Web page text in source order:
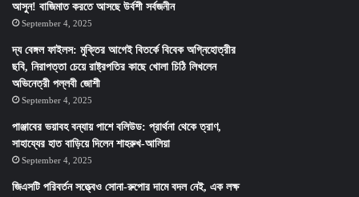
আসুন! বাজিমাত করতে আসছে উর্বশী সর্বজনীন
September 4, 2025
দ্য বেঙ্গল ফাইলস: মুক্তির আগেই বিতর্কে বিবেক অগ্নিহোত্রীর
ছবি, নিরাপত্তা চেয়ে রাষ্ট্রপতির কাছে খোলা চিঠি লিখলেন
অভিনেত্রী পল্লবী জোশী
September 4, 2025
পাঞ্জাবের ভয়াবহ বন্যায় পাশে বলিউড: প্রার্থনা থেকে ত্রাণ,
সাহায্যের হাত বাড়িয়ে দিলেন শাহরুখ-আলিয়া
September 4, 2025
জিএসটি পরিবর্তন সত্ত্বেও সোনা-রুপোর দামে বদল নেই, এক লক্ষ